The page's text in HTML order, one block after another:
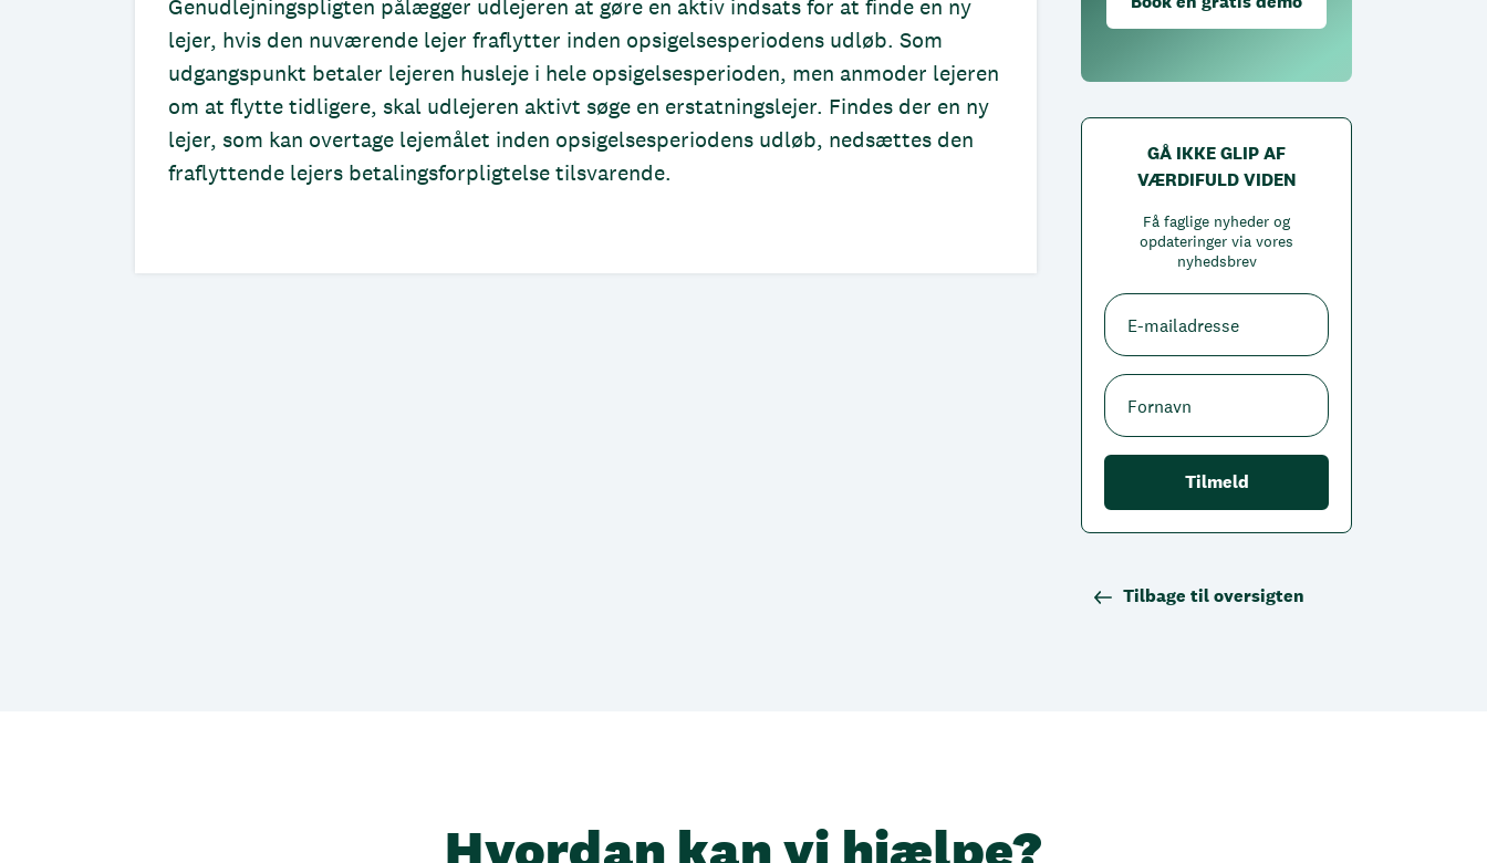
Genudlejningspligten pålægger udlejeren at gøre en aktiv indsats for at finde en ny
lejer, hvis den nuværende lejer fraflytter inden opsigelsesperiodens udløb. Som
udgangspunkt betaler lejeren husleje i hele opsigelsesperioden, men anmoder lejeren
om at flytte tidligere, skal udlejeren aktivt søge en erstatningslejer. Findes der en ny
lejer, som kan overtage lejemålet inden opsigelsesperiodens udløb, nedsættes den
fraflyttende lejers betalingsforpligtelse tilsvarende.
GÅ IKKE GLIP AF
VÆRDIFULD VIDEN
Få faglige nyheder og
opdateringer via vores
nyhedsbrev
Tilbage til oversigten
Hvordan kan vi hjælpe?